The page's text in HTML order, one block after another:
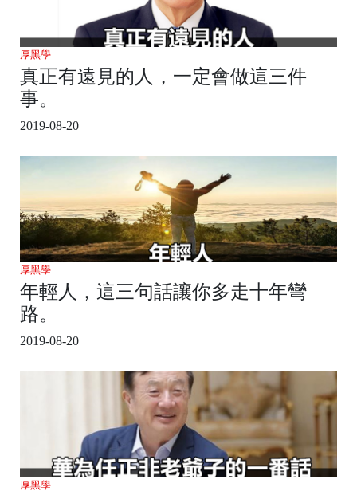
厚黑學
真正有遠見的人，一定會做這三件
事。
2019-08-20
厚黑學
年輕人，這三句話讓你多走十年彎
路。
2019-08-20
厚黑學